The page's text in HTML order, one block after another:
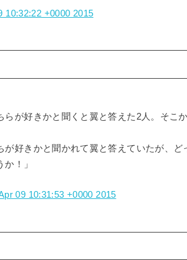
10:32:22 +0000 2015
が好きかと聞くと翼と答えた2人。そこ
好きかと聞かれて翼と答えていたが、ど
！」
09 10:31:53 +0000 2015